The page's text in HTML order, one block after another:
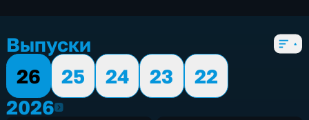
Выпуски
26
25 24 23
22
20262026